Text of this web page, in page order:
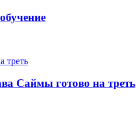
Саймы готово на треть